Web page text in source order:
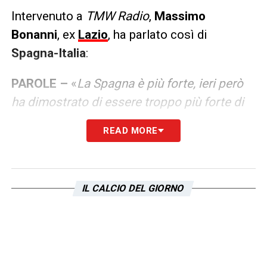
Intervenuto a TMW Radio, Massimo
Bonanni, ex Lazio, ha parlato così di
Spagna-Italia:
PAROLE – «La Spagna è più forte, ieri però
ha dimostrato di essere troppo più forte di
noi e mi è dispiaciuto. Hai perso solo 1-0 ma
quanto poteva finire? Ma ora non deve
e anche arrivare fino in fondo. Spagna per
READ MORE
IL CALCIO DEL GIORNO